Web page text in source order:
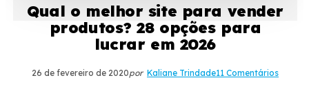
Qual o melhor site para vender
produtos? 28 opções para
lucrar em 2026
26 de fevereiro de 2020por Kaliane Trindade11 Comentários